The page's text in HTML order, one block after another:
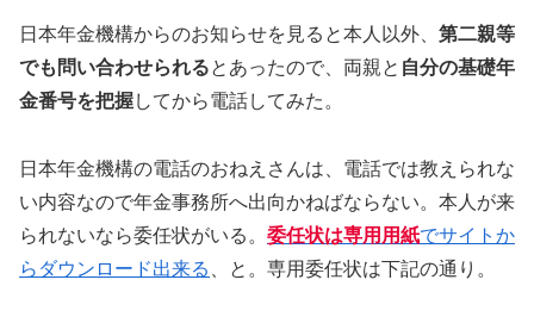
日本年金機構からのお知らせを見ると本人以外、 第二親等
でも問い合わせられるとあったので、両親と 自分の基礎年
金番号を把握してから電話してみた。
日本年金機構の電話のおねえさんは、電話では教えられな
い内容なので年金事務所へ出向かねばならない。本人が来
られないなら委任状がいる。 委任状は専用用紙でサイトか
らダウンロード出来る
、と。専用委任状は下記の通り。